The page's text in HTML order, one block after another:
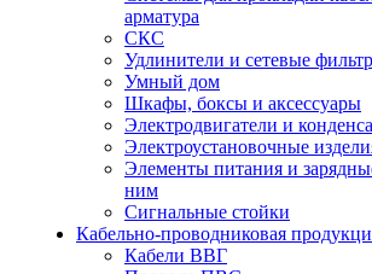
арматура
СКС
Удлинители и сетевые
Умный дом
Шкафы, боксы и аксессуары
Электродвигатели и
Электроустановочные
Элементы питания и
ним
Сигнальные стойки
Кабельно-проводниковая
Кабели ВВГ